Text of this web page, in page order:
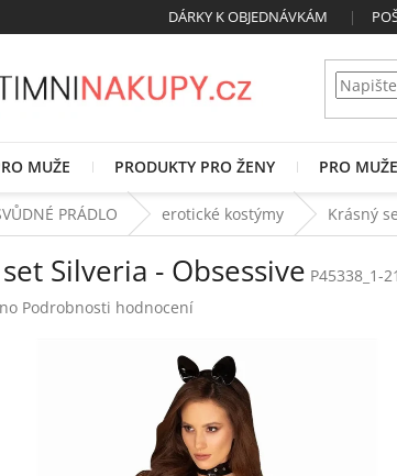
DÁRKY K OBJEDNÁVKÁM
MUŽE PRODUKTY PRO ŽENY PRO
PRÁDLO erotické kostýmy Krásný
Silveria - Obsessive P45338_1-
Podrobnosti hodnocení